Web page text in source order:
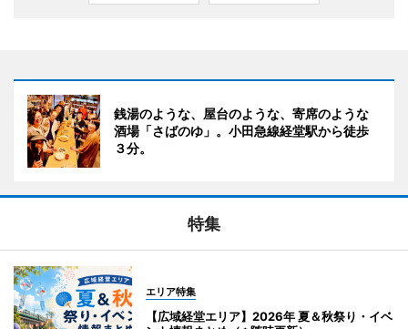
銭湯のような、屋台のような、寄席のような
酒場「さばのゆ」。小田急線経堂駅から徒歩
３分。
特集
エリア特集
【広域経堂エリア】2026年 夏＆秋祭り・イベ